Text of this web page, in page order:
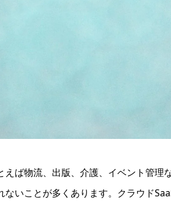
ば物流、出版、介護、イベント管理
いことが多くあります。クラウド